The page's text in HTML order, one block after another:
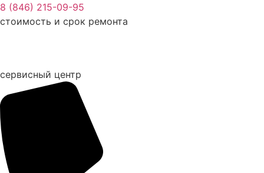
Перейти
к
8 (846) 215-09-95
стоимость и срок ремонта
сервисный центр